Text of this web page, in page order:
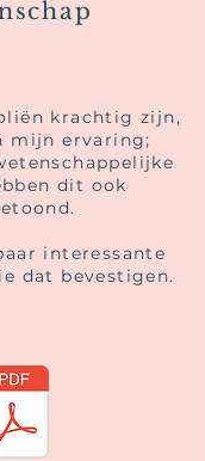
krachtig zijn,
mijn ervaring;
dit ook
interessante
dat bevestigen.